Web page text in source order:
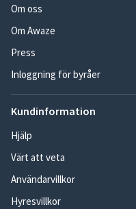
Om oss
Om Awaze
Press
Inloggning för byråer
Kundinformation
Hjälp
Värt att veta
Användarvillkor
Hyresvillkor